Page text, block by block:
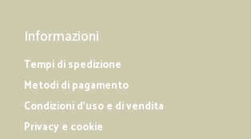
Informazioni
Tempi di spedizione
Metodi di pagamento
Condizioni d'uso e di vendita
Privacy e cookie